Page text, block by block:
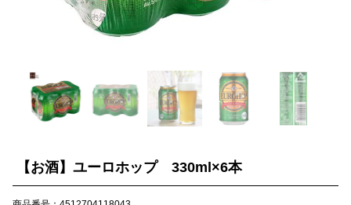
【お酒】ユーロホップ 330ml×6本